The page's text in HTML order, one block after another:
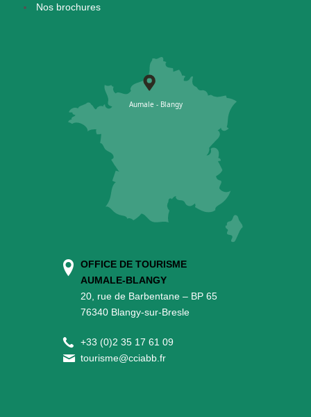
Nos brochures
OFFICE DE TOURISME
AUMALE-BLANGY
20, rue de Barbentane – BP 65
76340 Blangy-sur-Bresle
+33 (0)2 35 17 61 09
tourisme@cciabb.fr